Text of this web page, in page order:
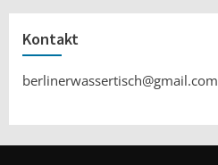
Kontakt
berlinerwassertisch@gmail.com